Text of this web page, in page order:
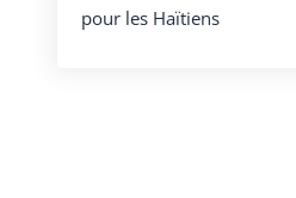
pour les Haïtiens